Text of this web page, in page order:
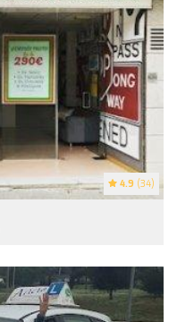
4.9 (34)